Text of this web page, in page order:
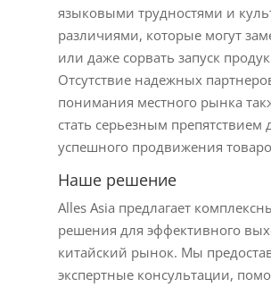
языковыми трудностями и
различиями, которые могут
или даже сорвать запуск
Отсутствие надежных
понимания местного рынка
стать серьезным препятствием
успешного продвижения
Наше решение
Alles Asia предлагает
решения для эффективного
китайский рынок. Мы
экспертные консультации,